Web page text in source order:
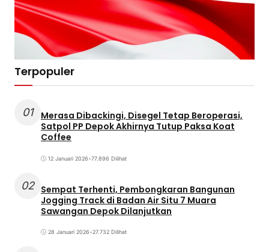
Terpopuler
01
Merasa Dibackingi, Disegel Tetap Beroperasi,
Satpol PP Depok Akhirnya Tutup Paksa Koat
Coffee
12 Januari 2026•77.896 Dilihat
02 Sempat Terhenti, Pembongkaran Bangunan
Jogging Track di Badan Air Situ 7 Muara
Sawangan Depok Dilanjutkan
28 Januari 2026•27.732 Dilihat